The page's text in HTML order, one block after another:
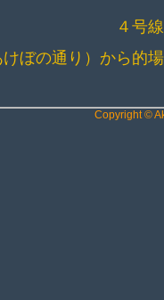
４号
ぼの通り）から的
Copyright ©